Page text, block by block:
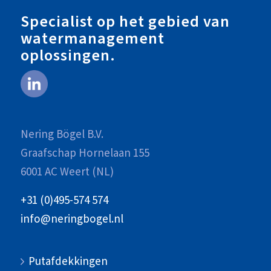
Specialist op het gebied van
watermanagement
oplossingen.
Nering Bögel B.V.
Graafschap Hornelaan 155
6001 AC Weert (NL)
+31 (0)495-574 574
info@neringbogel.nl
Putafdekkingen